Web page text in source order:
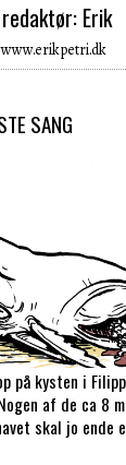
Erik
SANG
på kysten i
af de ca 8
skal jo ende